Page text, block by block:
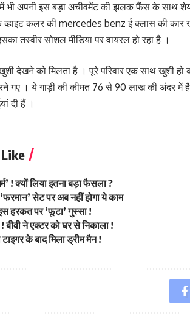
भी अपनी इस बड़ा अचीवमेंट की झलक फैंस के साथ
व्हाइट कलर की mercedes benz ई क्लास की कार
तस्वीर सोशल मीडिया पर वायरल हो रहा है ।
देखने को मिलता है । पूरे परिवार एक साथ खुशी
करने गए । ये गाड़ी की कीमत 76 से 90 लाख की
दी हैं ।
! क्यों लिया इतना बड़ा फैसला ?
सेट पर अब नहीं होगा ये काम
हरकत पर ‘फूटा’ गुस्सा !
बीवी ने एक्टर को घर से निकाला !
के बाद मिला ड्रीम मैन !